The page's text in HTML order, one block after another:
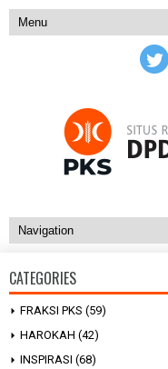
CATEGORIES
FRAKSI PKS (59)
HAROKAH (42)
INSPIRASI (68)